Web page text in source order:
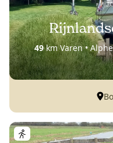
49km Varen •